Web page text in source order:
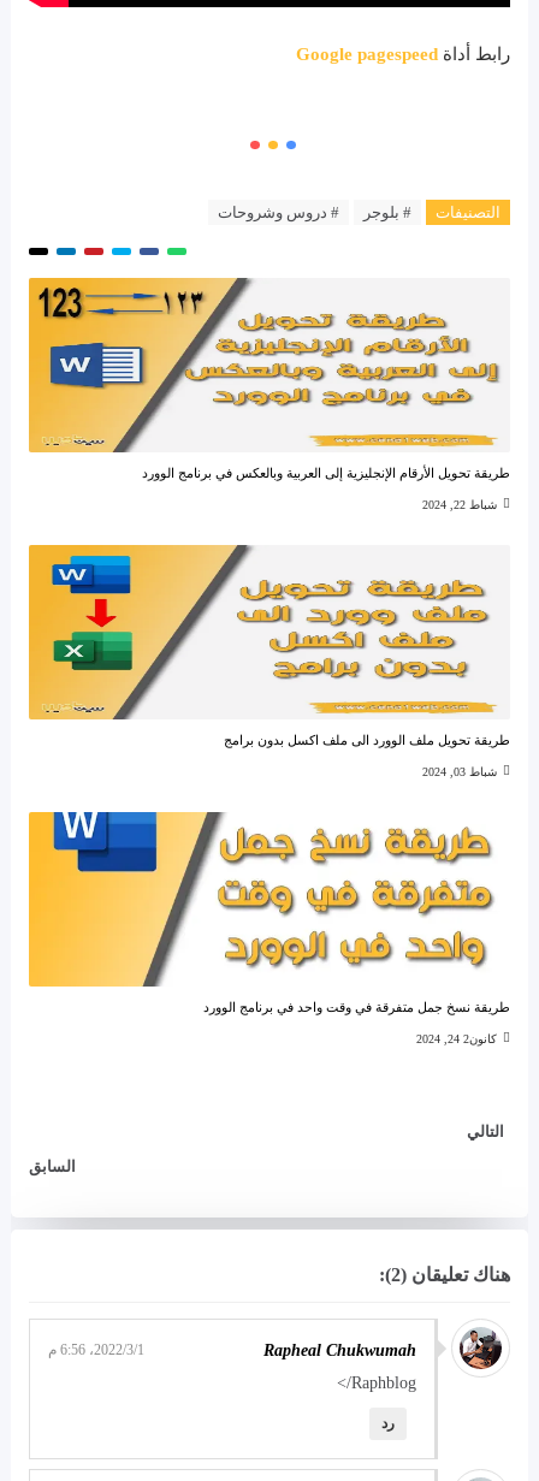
رابط أداة Google pagespeed
التصنيفات # بلوجر # دروس وشروحات
طريقة تحويل الأرقام الإنجليزية إلى العربية وبالعكس في برنامج الوورد
شباط 22, 2024
طريقة تحويل ملف الوورد الى ملف اكسل بدون برامج
شباط 03, 2024
طريقة نسخ جمل متفرقة في وقت واحد في برنامج الوورد
كانون2 24, 2024
التالي
السابق
هناك تعليقان (2):
Rapheal Chukwumah 1‏/3‏/2022، 6:56 م
Raphblog/>
رد